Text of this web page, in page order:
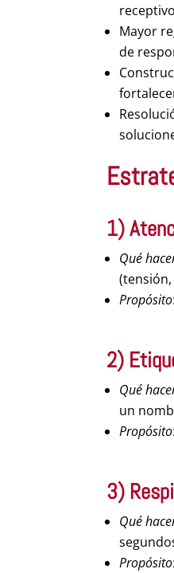
Mayor
de
1)
Qué
Propósito
2)
Qué
un
Propósito
3)
Qué
Propósito